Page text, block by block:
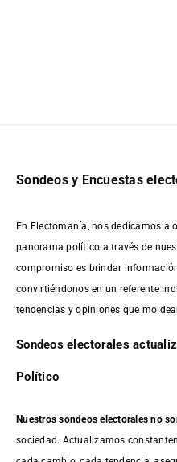
Sondeos y Encuestas
En Electomanía, nos dedicamos a
panorama político a través de
compromiso es brindar
convirtiéndonos en un referente
tendencias y opiniones que
Sondeos electorales
Político
Nuestros sondeos electorales no
sociedad. Actualizamos